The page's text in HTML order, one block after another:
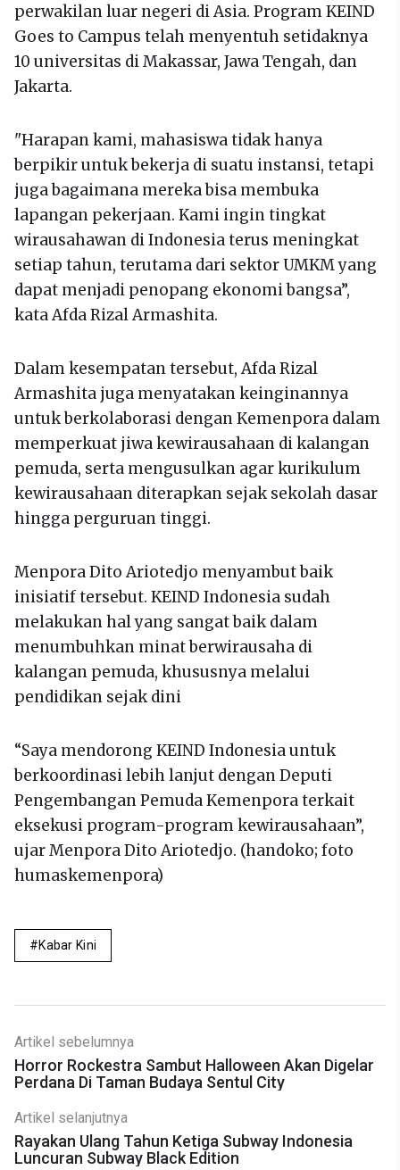
perwakilan luar negeri di Asia. Program KEIND
Goes to Campus telah menyentuh setidaknya
10 universitas di Makassar, Jawa Tengah, dan
Jakarta.
"Harapan kami, mahasiswa tidak hanya
berpikir untuk bekerja di suatu instansi, tetapi
juga bagaimana mereka bisa membuka
lapangan pekerjaan. Kami ingin tingkat
wirausahawan di Indonesia terus meningkat
setiap tahun, terutama dari sektor UMKM yang
dapat menjadi penopang ekonomi bangsa”,
kata Afda Rizal Armashita.
Dalam kesempatan tersebut, Afda Rizal
Armashita juga menyatakan keinginannya
untuk berkolaborasi dengan Kemenpora dalam
memperkuat jiwa kewirausahaan di kalangan
pemuda, serta mengusulkan agar kurikulum
kewirausahaan diterapkan sejak sekolah dasar
hingga perguruan tinggi.
Menpora Dito Ariotedjo menyambut baik
inisiatif tersebut. KEIND Indonesia sudah
melakukan hal yang sangat baik dalam
menumbuhkan minat berwirausaha di
kalangan pemuda, khususnya melalui
pendidikan sejak dini
“Saya mendorong KEIND Indonesia untuk
berkoordinasi lebih lanjut dengan Deputi
Pengembangan Pemuda Kemenpora terkait
eksekusi program-program kewirausahaan”,
ujar Menpora Dito Ariotedjo. (handoko; foto
humaskemenpora)
Kabar Kini
Artikel sebelumnya
Horror Rockestra Sambut Halloween Akan Digelar
Perdana Di Taman Budaya Sentul City
Artikel selanjutnya
Rayakan Ulang Tahun Ketiga Subway Indonesia
Luncuran Subway Black Edition